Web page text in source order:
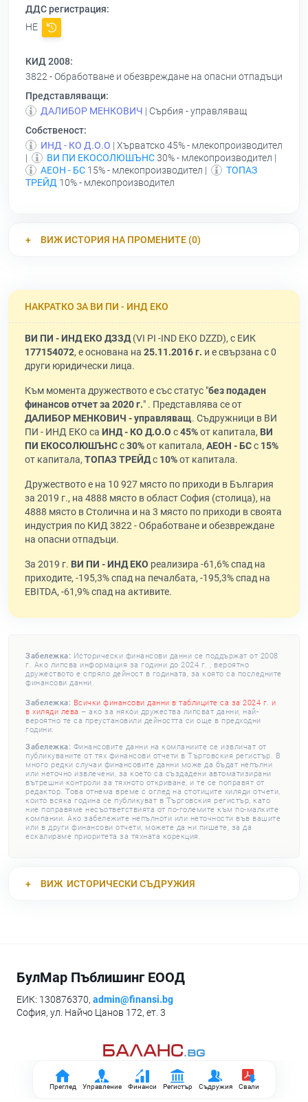
Преглед Управление Финанси Регистър Съдружия Свали
ДДС регистрация:
НЕ
КИД 2008:
3822 - Обработване и обезвреждане на опасни отпадъци
Представляващи:
ДАЛИБОР МЕНКОВИЧ | Сърбия - управляващ
Собственост:
ИНД - КО Д.О.О | Хърватско 45% - млекопроизводител
|
ВИ ПИ ЕКОСОЛЮШЪНС30% - млекопроизводител |
АЕОН - БС 15% - млекопроизводител |
ТОПАЗ
ТРЕЙД 10% - млекопроизводител
ВИЖ ИСТОРИЯ НА ПРОМЕНИТЕ (0)
НАКРАТКО ЗА ВИ ПИ - ИНД ЕКО
ВИ ПИ - ИНД ЕКО ДЗЗД(VI PI -IND EKO DZZD), с ЕИК
177154072, е основана на 25.11.2016 г. и е свързана с 0
други юридически лица.
Към момента дружеството е със статус "без подаден
финансов отчет за 2020 г." . Представлява се от
ДАЛИБОР МЕНКОВИЧ - управляващ. Съдружници в ВИ
ПИ - ИНД ЕКО са ИНД - КО Д.О.О с45%от капитала, ВИ
ПИ ЕКОСОЛЮШЪНСс30%от капитала, АЕОН - БСс 15%
от капитала, ТОПАЗ ТРЕЙДс 10%от капитала.
Дружеството е на 10 927 място по приходи в България
за 2019 г., на 4888 място в област София (столица), на
4888 място в Столична и на 3 място по приходи в своята
индустрия по КИД 3822 - Обработване и обезвреждане
на опасни отпадъци.
За 2019 г. ВИ ПИ - ИНД ЕКО реализира -61,6% спад на
приходите, -195,3% спад на печалбата, -195,3% спад на
EBITDA, -61,9% спад на активите.
Забележка: Исторически финансови данни се поддържат от 2008
г. Ако липсва информация за години до 2024 г. , вероятно
дружеството е спряло дейност в годината, за която са последните
финансови данни.
Забележка: Всички финансови данни в таблиците са за 2024 г. и
в хиляди лева – ако за някои дружества липсват данни, най-
вероятно те са преустановили дейността си още в предходни
години.
Забележка: Финансовите данни на компаниите се извличат от
публикуваните от тях финансови отчети в Търговския регистър. В
много редки случаи финансовите данни може да бъдат непълни
или неточно извлечени, за което са създадени автоматизирани
вътрешни контроли за тяхното откриване, и те се поправят от
редактор. Това отнема време с оглед на стотиците хиляди отчети,
които всяка година се публикуват в Търговския регистър, като
ние поправяме несъответствията от по-големите към по-малките
компании. Ако забележите непълноти или неточности във вашите
или в други финансови отчети, можете да ни пишете, за да
ескалираме приоритета за тяхната корекция.
ВИЖ ИСТОРИЧЕСКИ СЪДРУЖИЯ
БулМар Пъблишинг ЕООД
ЕИК: 130876370, admin@finansi.bg
София, ул. Найчо Цанов 172, ет. 3